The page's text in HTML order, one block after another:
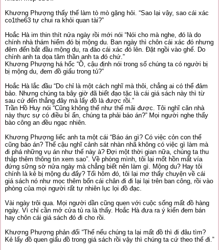
Khương Phượng thấy thế làm tò mò gặng hỏi. “Sao lại vậy, sao cái xác
co1the63 tự chui ra khỏi quan tài?”
Hoắc Hà im thin thít nửa ngày rồi mới nói “Nói cho mà nghe, đó là do
chính nhà thám hiểm đó bị mộng du. Ban ngày thì chôn cái xác đó nhưng
đêm đến bắt đầu mộng du, ra đào cái xác đó lên. Đặt ngồi vào ghế. Do
chính anh ta dọa tâm thần anh ta đó chứ.”
Khương Phượng há hốc “Ồ, cậu định nói trong số chúng ta có người bị
bị mộng du, đem đồ giấu trong tủ?”
Hoắc Hà lắc đầu “Do chỉ là một cách nghĩ mà thôi, chẳng ai có thể đảm
bảo. Nhưng chúng ta bây giờ đã biết đạo tặc là cái giá sách này thì từ
sau cứ đến thẳng đây mà lấy đồ là được rồi.”
Trần Hồ Huy nói “Cũng không thể như thế mãi được. Tôi nghĩ căn nhà
này thực sự có điều bí ẩn, chúng ta phải báo án?” Mọi người nghe thấy
bào công an đều ngạc nhiên.
Khương Phượng liếc anh ta một cái “Báo án gì? Có việc cỏn con thế
cũng báo án? Thế cậu nghĩ cảnh sát nhàn nhã không có việc gì làm mà
đi phá những vụ án như thế này à? Đợi một thời gian nữa, chúng ta thu
thập thêm thông tin xem sao”. Về phòng mình, tôi lại mốt hồn mất vía
đứng sững sờ nửa ngày mà chẳng biết nên làm gì. Mộng du? Hay tôi
chính là kẻ bị mộng du đấy? Tối hôm đó, tôi lại mơ thấy chuyện về cái
giá sách nó như mọc thêm bốn cái chân đi đi lại lại trên ban công, rồi vào
phòng của mọi người rất tự nhiên lục lọi đồ đạc.
Vài ngày trôi qua. Mọi người dần cũng quen với cuộc sống mất đồ hàng
ngày. Vì chỉ cần mở cửa tủ ra là thấy. Hoắc Hà đưa ra ý kiến đem bán
hay chôn cái giá sách đó đi cho rồi.
Khương Phượng phản đối “Thế nếu chúng ta lại mất đồ thì đi đâu tìm?
Kẻ lấy đồ quen giấu đồ trong giá sách rồi vậy thì chúng ta cứ theo thế đi.”